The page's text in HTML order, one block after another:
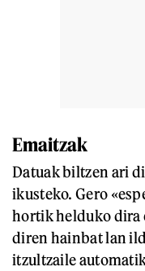
Emaitzak
Datuak biltzen ari
ikusteko. Gero
hortik helduko dira
diren hainbat lan
itzultzaile